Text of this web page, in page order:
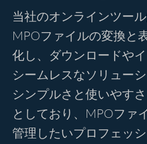
変換する
その他のツール
当社のオンラインツー
MPOファイルの変換と
化し、ダウンロードや
シームレスなソリュー
シンプルさと使いやす
としており、MPOファ
管理したいプロフェッ